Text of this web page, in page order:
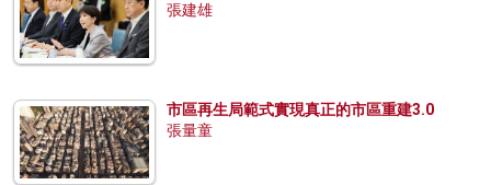
張建雄
市區再生局範式實現真正的市區重建3.0
張量童